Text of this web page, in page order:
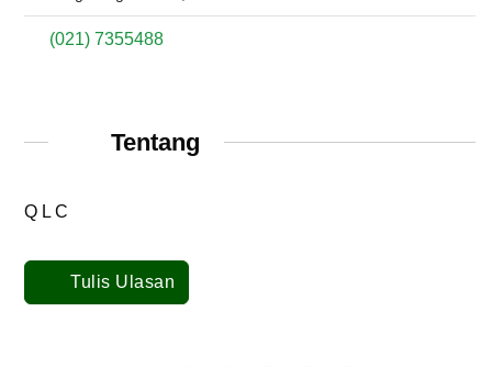
(021) 7355488
Tentang
Q L C
Tulis Ulasan